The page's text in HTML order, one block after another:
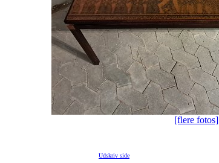
[flere fotos]
Udskriv side